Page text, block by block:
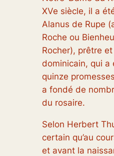
XVe siècle, il a
Alanus de Rupe
Roche ou
Rocher), prêtre
dominicain, qui a
quinze
a fondé de
du rosaire.
Selon Herbert
certain qu’au
et avant la